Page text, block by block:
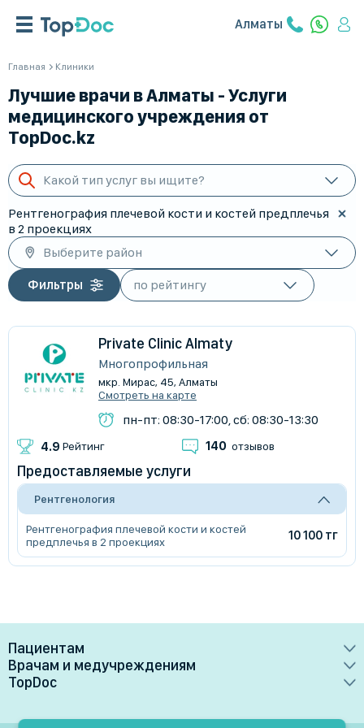
Алматы
Главная Клиники
Лучшие врачи в Алматы - Услуги
медицинского учреждения от
TopDoc.kz
Какой тип услуг вы ищите?
Рентгенография плечевой кости и костей предплечья
в 2 проекциях
Выберите район
Фильтры
Private Clinic Almaty
Многопрофильная
мкр. Мирас, 45, Алматы
Смотреть на карте
пн-пт: 08:30-17:00, сб: 08:30-13:30
4.9 Рейтинг 140 отзывов
Предоставляемые услуги
Рентгенология
Рентгенография плечевой кости и костей
предплечья в 2 проекциях
10 100 тг
Пациентам
Врачи
Клиники
Лаборатории
Врачам и медучреждениям
Преимущества
TopDoc